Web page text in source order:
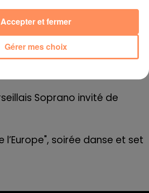
sa traditionnelle "Fête du vin"
à témoins pour retrouver
Soprano invité de
l’Europe", soirée danse et set
Gérer mes choix
Accepter et fermer